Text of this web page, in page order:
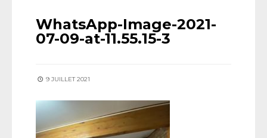
WhatsApp-Image-2021-
07-09-at-11.55.15-3
9 JUILLET 2021